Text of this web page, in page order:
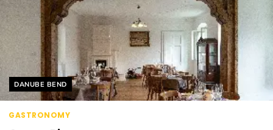
Helyszín címkék:
DANUBE BEND
GASTRONOMY